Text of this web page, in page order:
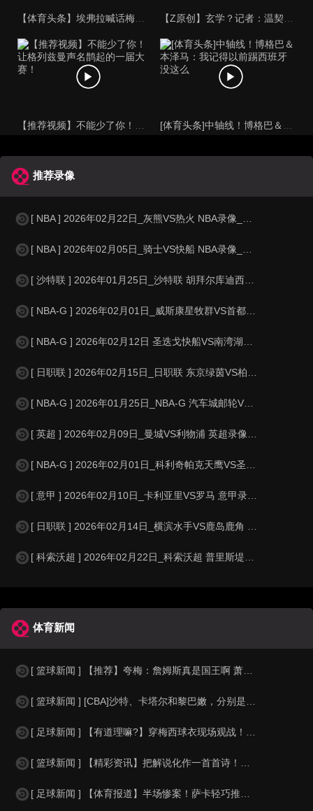
推荐录像
[ NBA ] 2026年02月22日_灰熊VS热火 NBA录像_全场录像【
[ NBA ] 2026年02月05日_骑士VS快船 NBA录像_高清录像【
[ 沙特联 ] 2026年01月25日_沙特联 胡拜尔库迪西亚VS纳杰马体育
[ NBA-G ] 2026年02月01日_威斯康星牧群VS首都前进 NBA-G
[ NBA-G ] 2026年02月12日 圣迭戈快船VS南湾湖人 NBA-G_
[ 日职联 ] 2026年02月15日_日职联 东京绿茵VS柏太阳神录像_全
[ NBA-G ] 2026年01月25日_NBA-G 汽车城邮轮VS特拉华蓝衫
[ 英超 ] 2026年02月09日_曼城VS利物浦 英超录像_全场录像【
[ NBA-G ] 2026年02月01日_科利奇帕克天鹰VS圣迭戈快船 NBA
[ 意甲 ] 2026年02月10日_卡利亚里VS罗马 意甲录像_高清录像
[ 日职联 ] 2026年02月14日_横滨水手VS鹿岛鹿角 日职联录像_高
[ 科索沃超 ] 2026年02月22日_科索沃超 普里斯堤纳VSKF格尼拉内
体育新闻
[ 篮球新闻 ] 【推荐】夸梅：詹姆斯真是国王啊 萧华都得听他的 新赛季日程安
[ 篮球新闻 ] [CBA]沙特、卡塔尔和黎巴嫩，分别是什么水平？
[ 足球新闻 ] 【有道理嘛?】穿梅西球衣现场观战！马思纯晒照：终究是人生，不
[ 篮球新闻 ] 【精彩资讯】把解说化作一首首诗！贺炜本届世界杯金句合集
[ 足球新闻 ] 【体育报道】半场惨案！萨卡轻巧推射双响，英格兰4-0领先法国